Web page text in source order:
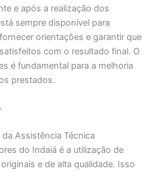
e após a realização dos
sempre disponível para
orientações e garantir que
com o resultado final. O
é fundamental para a melhoria
prestados.
Assistência Técnica
do Indaiá é a utilização de
e de alta qualidade. Isso